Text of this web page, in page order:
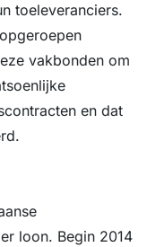
toeleveranciers.
vakbonden om
en dat
loon. Begin 2014